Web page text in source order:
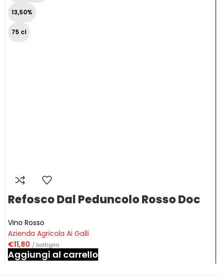
13,50%
75 cl
Refosco Dal Peduncolo Rosso Doc
Vino Rosso
Azienda Agricola Ai Galli
€11,80 / bottiglia
Aggiungi al carrello